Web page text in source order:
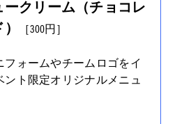
クリーム（チョコレ
［300円］
ォームやチームロゴをイ
ト限定オリジナルメニュ